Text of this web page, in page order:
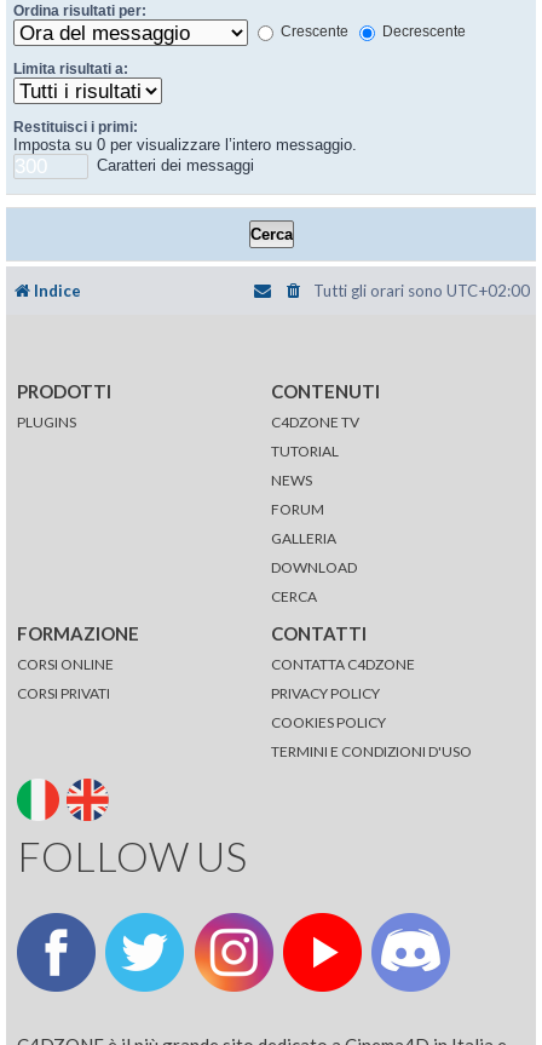
Ordina risultati per:
Crescente
Decrescente
Limita risultati a:
Restituisci i primi:
Imposta su 0 per visualizzare l’intero messaggio.
Caratteri dei messaggi
Indice Tutti gli orari sono UTC+02:00
PRODOTTI
PLUGINS
CONTENUTI
C4DZONE TV
TUTORIAL
NEWS
FORUM
GALLERIA
DOWNLOAD
CERCA
FORMAZIONE
CORSI ONLINE
CORSI PRIVATI
CONTATTI
CONTATTA C4DZONE
PRIVACY POLICY
COOKIES POLICY
TERMINI E CONDIZIONI D'USO
FOLLOW US